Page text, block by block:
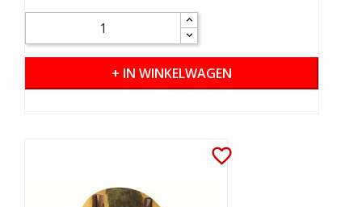
+ IN WINKELWAGEN
favorite_border